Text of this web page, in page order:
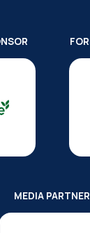
MEDIA PARTNER